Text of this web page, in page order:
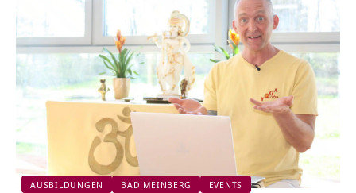
AUSBILDUNGEN BAD MEINBERG EVENTS